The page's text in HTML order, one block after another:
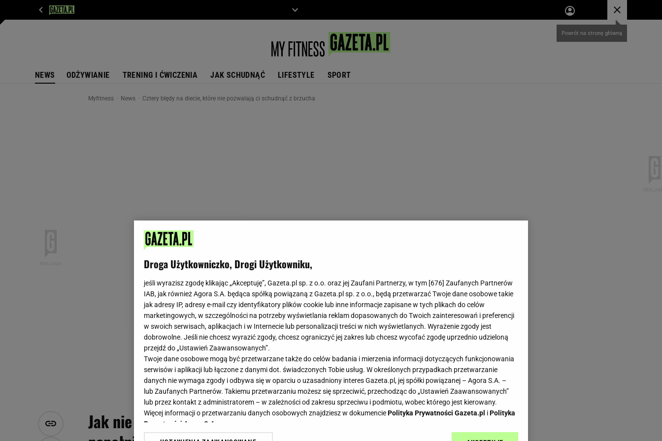
NEWS ODŻYWIANIE TRENING I ĆWICZENIA JAK SCHUDNĄĆ LIFESTYLE SPORT
Myfitness News Cztery błędy na diecie, które nie pozwalają ci schudnąć z brzucha
Jak nie odchudzać się z brzucha? Te błędy często
Droga Użytkowniczko, Drogi Użytkowniku,
jeśli wyrazisz zgodę klikając „Akceptuję”, Gazeta.pl sp. z o.o. oraz jej Zaufani Partnerzy, w tym [676] Zaufanych Partnerów
IAB, jak również Agora S.A. będąca spółką powiązaną z Gazeta.pl sp. z o.o., będą przetwarzać Twoje dane osobowe takie
jak adresy IP, adresy e-mail czy identyfikatory plików cookie lub inne informacje zapisane w tych plikach do celów
marketingowych, w szczególności na potrzeby wyświetlania reklam dopasowanych do Twoich zainteresowań i preferencji
w swoich serwisach, aplikacjach i w Internecie lub personalizacji treści w nich wyświetlanych. Wyrażenie zgody jest
dobrowolne. Jeśli nie chcesz wyrazić zgody, chcesz ograniczyć jej zakres lub chcesz wycofać zgodę uprzednio udzieloną
przejdź do „Ustawień Zaawansowanych”.
Twoje dane osobowe mogą być przetwarzane także do celów badania i mierzenia informacji dotyczących funkcjonowania
serwisów i aplikacji lub łączone z danymi dot. świadczonych Tobie usług. W określonych przypadkach przetwarzanie
danych nie wymaga zgody i odbywa się w oparciu o uzasadniony interes Gazeta.pl, jej spółki powiązanej – Agora S.A. –
lub Zaufanych Partnerów. Takiemu przetwarzaniu możesz się sprzeciwić, przechodząc do „Ustawień Zaawansowanych”
lub przez kontakt z administratorem – w zależności od zakresu sprzeciwu i podmiotu, wobec którego jest kierowany.
Więcej informacji o przetwarzaniu danych osobowych znajdziesz w dokumenciePolityka Prywatności Gazeta.pl iPolityka
Prywatności Agora S.A.